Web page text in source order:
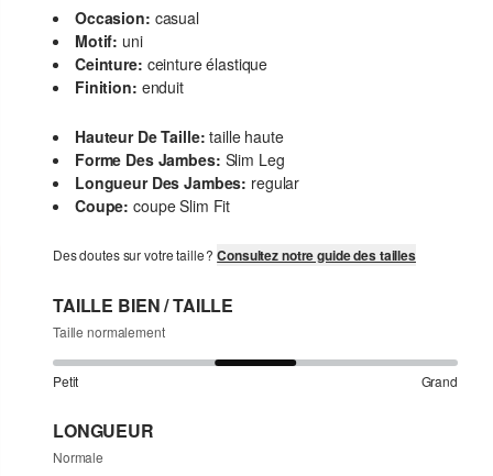
Occasion: casual
Motif: uni
Ceinture: ceinture élastique
Finition: enduit
Hauteur De Taille: taille haute
Forme Des Jambes: Slim Leg
Longueur Des Jambes: regular
Coupe: coupe Slim Fit
Des doutes sur votre taille ?Consultez notre guide des tailles
TAILLE BIEN / TAILLE
Taille normalement
Petit Grand
LONGUEUR
Normale